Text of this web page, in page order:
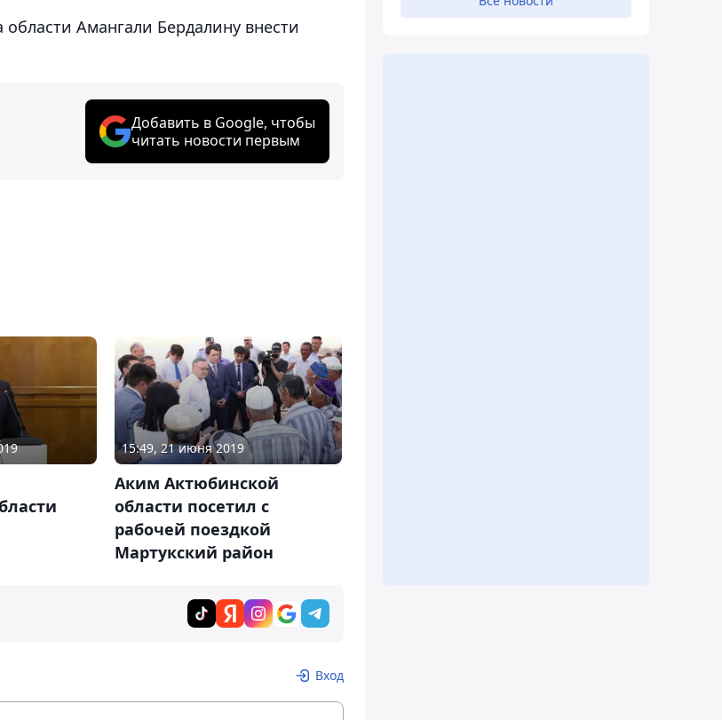
Амангали Бердалину внести
Добавить в Google, чтобы
читать новости первым
15:49, 21 июня 2019
Аким Актюбинской
области посетил с
рабочей поездкой
Мартукский район
Вход